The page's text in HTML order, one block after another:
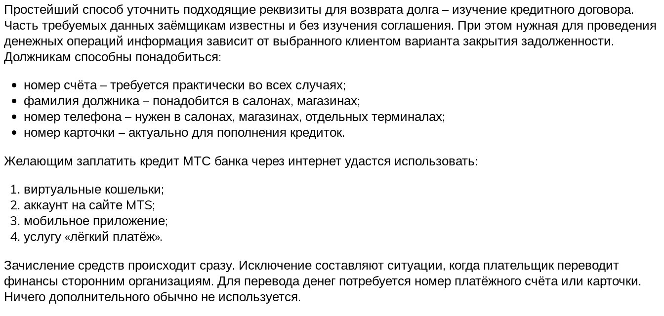
Простейший способ уточнить подходящие реквизиты для возврата долга – изучение кредитного договора.
Часть требуемых данных заёмщикам известны и без изучения соглашения. При этом нужная для проведения
денежных операций информация зависит от выбранного клиентом варианта закрытия задолженности.
Должникам способны понадобиться:
номер счёта – требуется практически во всех случаях;
фамилия должника – понадобится в салонах, магазинах;
номер телефона – нужен в салонах, магазинах, отдельных терминалах;
номер карточки – актуально для пополнения кредиток.
Желающим заплатить кредит МТС банка через интернет удастся использовать:
виртуальные кошельки;
аккаунт на сайте MTS;
мобильное приложение;
услугу «лёгкий платёж».
Зачисление средств происходит сразу. Исключение составляют ситуации, когда плательщик переводит
финансы сторонним организациям. Для перевода денег потребуется номер платёжного счёта или карточки.
Ничего дополнительного обычно не используется.